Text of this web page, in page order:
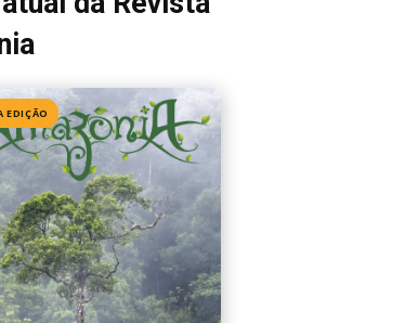
EDIÇÃO